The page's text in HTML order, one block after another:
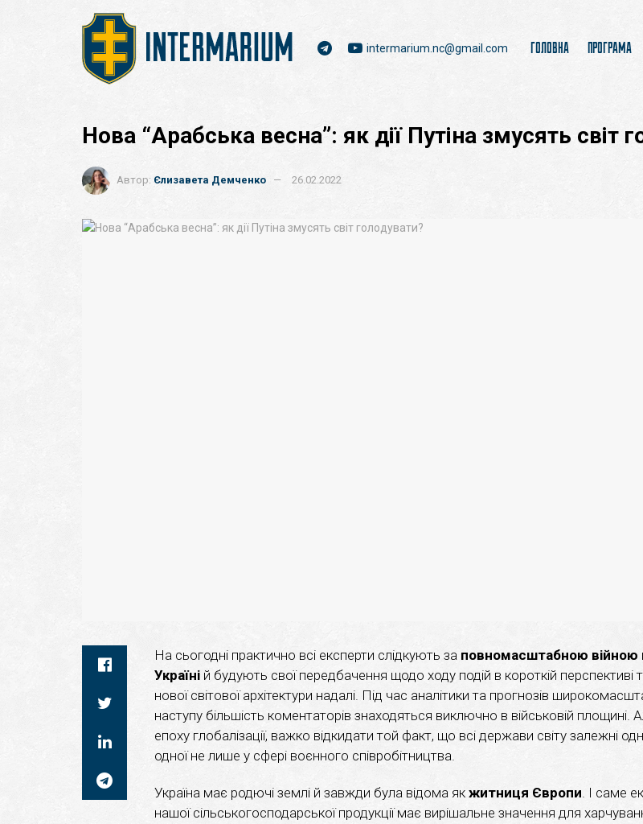
intermarium.nc@gmail.com ГОЛОВНА ПРОГРАМА
Нова “Арабська весна”: як дії Путіна змуcять світ
Автор: Єлизавета Демченко 26.02.2022
На сьогодні практично всі експерти слідкують за повномасштабною війною
Україні й будують свої передбачення щодо ходу подій в короткій перспективі
нової світової архітектури надалі. Під час аналітики та прогнозів
наступу більшість коментаторів знаходяться виключно в військовій площині.
епоху глобалізації, важко відкидати той факт, що всі держави світу залежні
одної не лише у сфері воєнного співробітництва.
Україна має родючі землі й завжди була відома як житниця Європи. І саме
нашої сільськогосподарської продукції має вирішальне значення для